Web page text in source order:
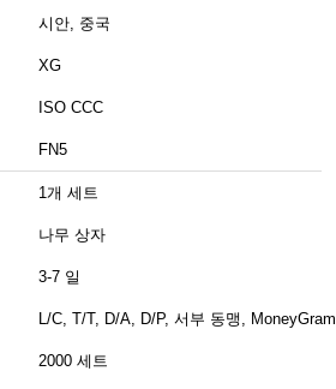
시안, 중국
XG
ISO CCC
FN5
1개 세트
나무 상자
3-7 일
L/C, T/T, D/A, D/P, 서부 동맹, MoneyGram
2000 세트